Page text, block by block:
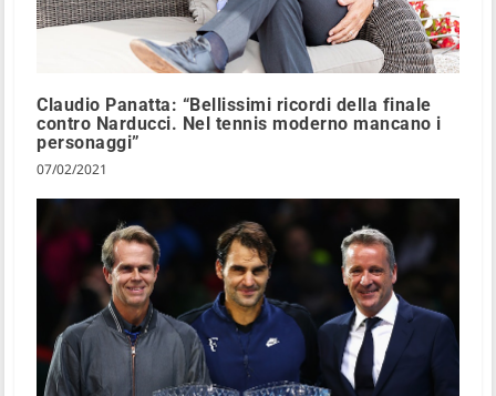
Claudio Panatta: “Bellissimi ricordi della finale
contro Narducci. Nel tennis moderno mancano i
personaggi”
07/02/2021